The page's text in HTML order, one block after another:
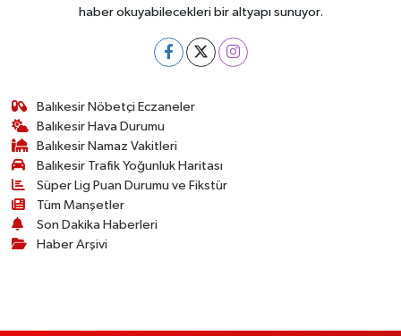
haber okuyabilecekleri bir altyapı sunuyor.
Balıkesir Nöbetçi Eczaneler
Balıkesir Hava Durumu
Balıkesir Namaz Vakitleri
Balıkesir Trafik Yoğunluk Haritası
Süper Lig Puan Durumu ve Fikstür
Tüm Manşetler
Son Dakika Haberleri
Haber Arşivi